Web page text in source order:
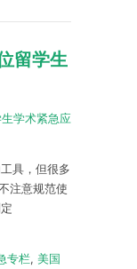
留学生
学术紧急应
具，但很多
注意规范使
专栏, 美国